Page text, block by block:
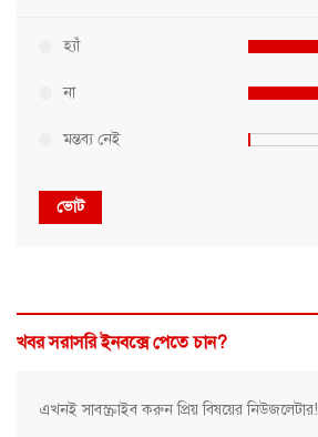
হ্যাঁ
না
মন্তব্য নেই
ভোট
খবর সরাসরি ইনবক্সে পেতে চান?
এখনই সাবস্ক্রাইব করুন প্রিয় বিষয়ের নিউজলেটার!